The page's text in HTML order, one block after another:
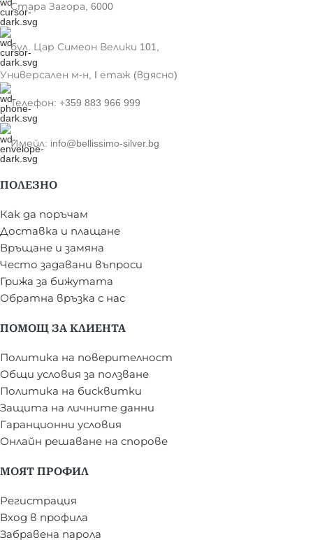
Стара Загора, 6000
бул. Цар Симеон Велики 101,
Универсален м-н, I етаж (вдясно)
Телефон: +359 883 966 999
Имейл: info@bellissimo-silver.bg
ПОЛЕЗНО
Как да поръчам
Доставка и плащане
Връщане и замяна
Често задавани въпроси
Грижа за бижутата
Обратна връзка с нас
ПОМОЩ ЗА КЛИЕНТА
Политика на поверителност
Общи условия за ползване
Политика на бисквитки
Защита на личните данни
Гаранционни условия
Онлайн решаване на спорове
МОЯТ ПРОФИЛ
Регистрация
Вход в профила
Забравена парола